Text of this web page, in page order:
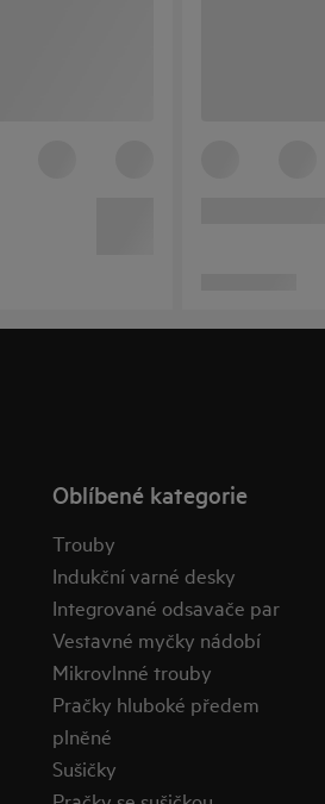
Oblíbené kategorie
Trouby
Indukční varné desky
Integrované odsavače par
Vestavné myčky nádobí
Mikrovlnné trouby
Pračky hluboké předem
plněné
Sušičky